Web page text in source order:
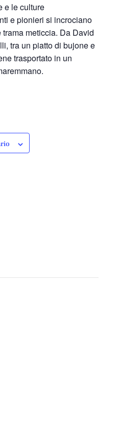
e le culture
e pionieri si incrociano
meticcia. Da David
tra un piatto di bujone e
trasportato in un